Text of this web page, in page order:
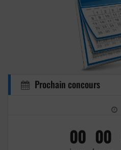
Prochain concours
00 00